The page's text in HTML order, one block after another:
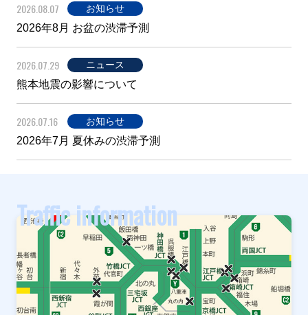
2026.08.07 お知らせ
2026年8月 お盆の渋滞予測
2026.07.29 ニュース
熊本地震の影響について
2026.07.16 お知らせ
2026年7月 夏休みの渋滞予測
Traffic information